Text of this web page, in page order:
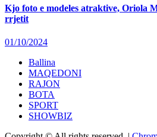
Kjo foto e modeles atraktive, Oriola
rrjetit
01/10/2024
Ballina
MAQEDONI
RAJON
BOTA
SPORT
SHOWBIZ